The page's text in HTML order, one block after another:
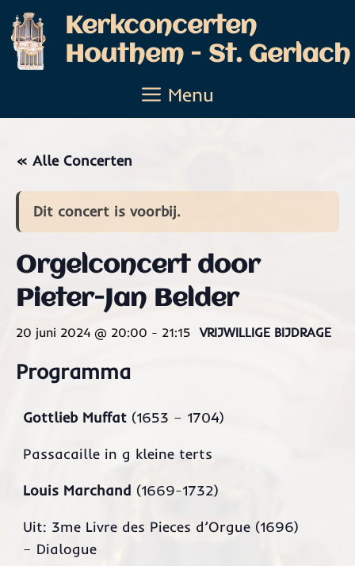
naar
de
inhoud
Kerkconcerten
Houthem - St. Gerlach
Menu
« Alle Concerten
Dit concert is voorbij.
Orgelconcert door
Pieter-Jan Belder
20 juni 2024 @ 20:00 - 21:15 VRIJWILLIGE BIJDRAGE
Programma
Gottlieb Muffat (1653 – 1704)
Passacaille in g kleine terts
Louis Marchand (1669-1732)
Uit: 3me Livre des Pieces d’Orgue (1696)
– Dialogue